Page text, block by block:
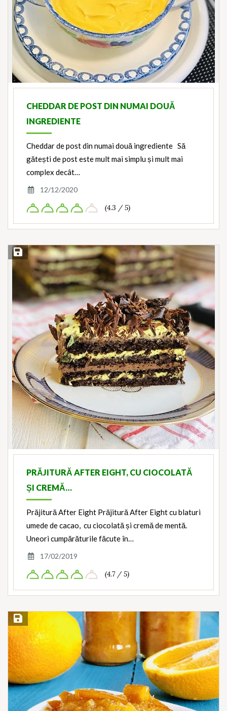
CHEDDAR DE POST DIN NUMAI DOUĂ
INGREDIENTE
Cheddar de post din numai două ingrediente Să
gătești de post este mult mai simplu și mult mai
complex decât…
12/12/2020
(4.3 / 5)
Save Recipe
PRĂJITURĂ AFTER EIGHT, CU CIOCOLATĂ
ȘI CREMĂ…
Prăjitură After Eight Prăjitură After Eight cu blaturi
umede de cacao, cu ciocolată și cremă de mentă.
Uneori cumpărăturile făcute în…
17/02/2019
(4.7 / 5)
Save Recipe